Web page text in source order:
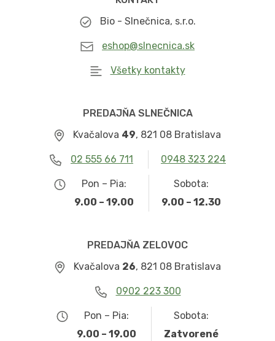
Bio - Slnečnica, s.r.o.
eshop@slnecnica.sk
Všetky kontakty
PREDAJŇA SLNEČNICA
Kvačalova 49, 821 08 Bratislava
02 555 66 711 0948 323 224
Pon – Pia:
9.00 – 19.00
Sobota:
9.00 – 12.30
PREDAJŇA ZELOVOC
Kvačalova 26, 821 08 Bratislava
0902 223 300
Pon – Pia:
9.00 – 19.00
Sobota:
Zatvorené